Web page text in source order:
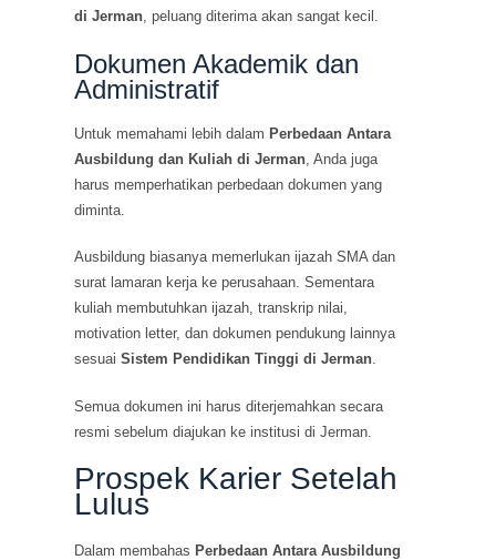
di Jerman, peluang diterima akan sangat kecil.
Dokumen Akademik dan
Administratif
Untuk memahami lebih dalam Perbedaan Antara
Ausbildung dan Kuliah di Jerman , Anda juga
harus memperhatikan perbedaan dokumen yang
diminta.
Ausbildung biasanya memerlukan ijazah SMA dan
surat lamaran kerja ke perusahaan. Sementara
kuliah membutuhkan ijazah, transkrip nilai,
motivation letter, dan dokumen pendukung lainnya
sesuaiSistem Pendidikan Tinggi di Jerman.
Semua dokumen ini harus diterjemahkan secara
resmi sebelum diajukan ke institusi di Jerman.
Prospek Karier Setelah
Lulus
Dalam membahas Perbedaan Antara Ausbildung